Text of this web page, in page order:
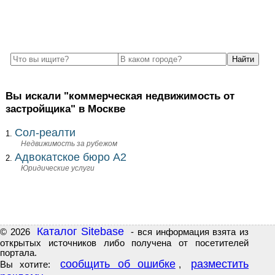
Вы искали "коммерческая недвижимость от
застройщика" в Москве
Сол-реалти
Недвижимость за рубежом
Адвокатское бюро А2
Юридические услуги
© 2026 Каталог Sitebase
- вся информация взята из
открытых источников либо получена от посетителей
портала.
Вы хотите:
сообщить об ошибке ,
разместить